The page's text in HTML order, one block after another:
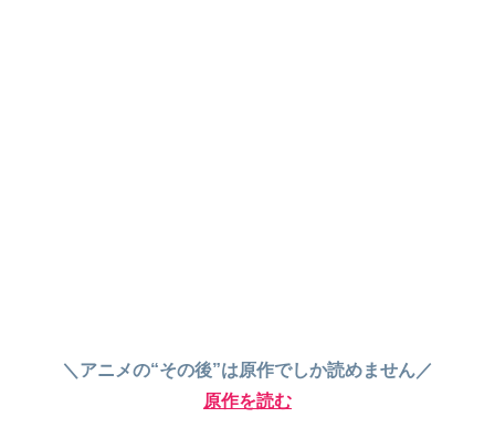
＼アニメの“その後”は原作でしか読めません／
原作を読む